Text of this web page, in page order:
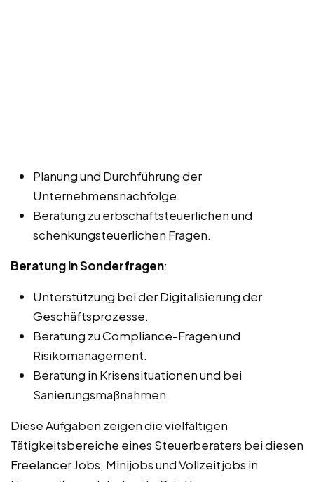
Planung und Durchführung der
Unternehmensnachfolge.
Beratung zu erbschaftsteuerlichen und
schenkungsteuerlichen Fragen.
Beratung in Sonderfragen:
Unterstützung bei der Digitalisierung der
Geschäftsprozesse.
Beratung zu Compliance-Fragen und
Risikomanagement.
Beratung in Krisensituationen und bei
Sanierungsmaßnahmen.
Diese Aufgaben zeigen die vielfältigen
Tätigkeitsbereiche eines Steuerberaters bei diesen
Freelancer Jobs, Minijobs und Vollzeitjobs in